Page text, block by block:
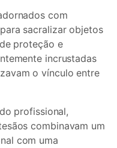
com
sacralizar objetos
proteção e
incrustadas
o vínculo entre
profissional,
combinavam um
com uma